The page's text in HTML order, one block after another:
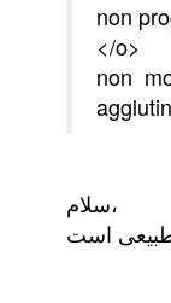
non
</o>
non
سلام،